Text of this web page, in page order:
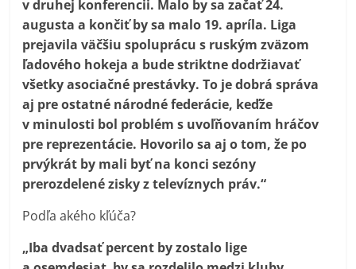
v druhej konferencii. Malo by sa začať 24.
augusta a končiť by sa malo 19. apríla. Liga
prejavila väčšiu spoluprácu s ruským zväzom
ľadového hokeja a bude striktne dodržiavať
všetky asociačné prestávky. To je dobrá správa
aj pre ostatné národné federácie, keďže
v minulosti bol problém s uvoľňovaním hráčov
pre reprezentácie. Hovorilo sa aj o tom, že po
prvýkrát by mali byť na konci sezóny
prerozdelené zisky z televíznych práv.“
Podľa akého kľúča?
„Iba dvadsať percent by zostalo lige